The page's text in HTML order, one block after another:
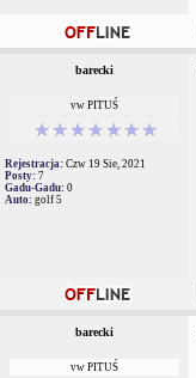
barecki
vw PITUŚ
Rejestracja: Czw 19 Sie, 2021
Posty: 7
Gadu-Gadu: 0
Auto: golf 5
barecki
vw PITUŚ